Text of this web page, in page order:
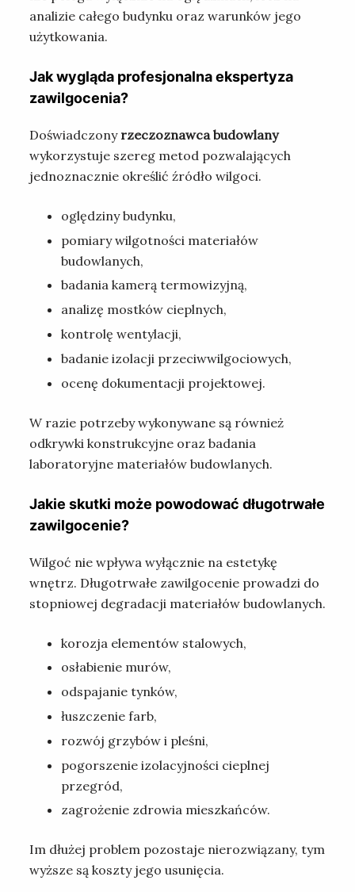
analizie całego budynku oraz warunków jego
użytkowania.
Jak wygląda profesjonalna ekspertyza
zawilgocenia?
Doświadczony rzeczoznawca budowlany
wykorzystuje szereg metod pozwalających
jednoznacznie określić źródło wilgoci.
oględziny budynku,
pomiary wilgotności materiałów
budowlanych,
badania kamerą termowizyjną,
analizę mostków cieplnych,
kontrolę wentylacji,
badanie izolacji przeciwwilgociowych,
ocenę dokumentacji projektowej.
W razie potrzeby wykonywane są również
odkrywki konstrukcyjne oraz badania
laboratoryjne materiałów budowlanych.
Jakie skutki może powodować długotrwałe
zawilgocenie?
Wilgoć nie wpływa wyłącznie na estetykę
wnętrz. Długotrwałe zawilgocenie prowadzi do
stopniowej degradacji materiałów budowlanych.
korozja elementów stalowych,
osłabienie murów,
odspajanie tynków,
łuszczenie farb,
rozwój grzybów i pleśni,
pogorszenie izolacyjności cieplnej
przegród,
zagrożenie zdrowia mieszkańców.
Im dłużej problem pozostaje nierozwiązany, tym
wyższe są koszty jego usunięcia.